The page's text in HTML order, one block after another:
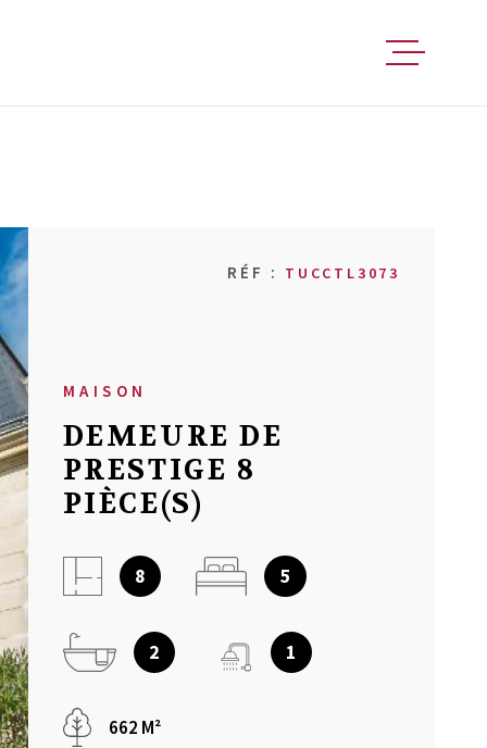
VENDRE
RÉF : TUCCTL3073
MAISON
DEMEURE DE
PRESTIGE 8
PIÈCE(S)
8 5
2 1
662 M²